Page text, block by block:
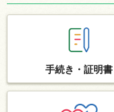
手続き・ 証明書